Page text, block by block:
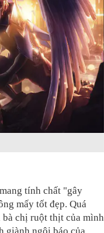
tính chất "gây
mấy tốt đẹp. Quá
bà chị ruột thịt của mình
giành ngôi báo của